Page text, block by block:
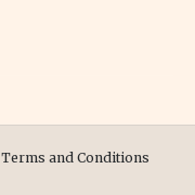
Terms and Conditions